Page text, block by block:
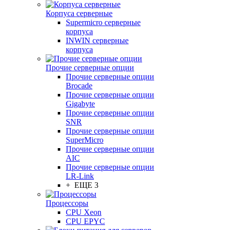
Корпуса серверные
Supermicro серверные
корпуса
INWIN серверные
корпуса
Прочие серверные опции
Прочие серверные опции
Brocade
Прочие серверные опции
Gigabyte
Прочие серверные опции
SNR
Прочие серверные опции
SuperMicro
Прочие серверные опции
AIC
Прочие серверные опции
LR-Link
+ ЕЩЕ 3
Процессоры
CPU Xeon
CPU EPYC